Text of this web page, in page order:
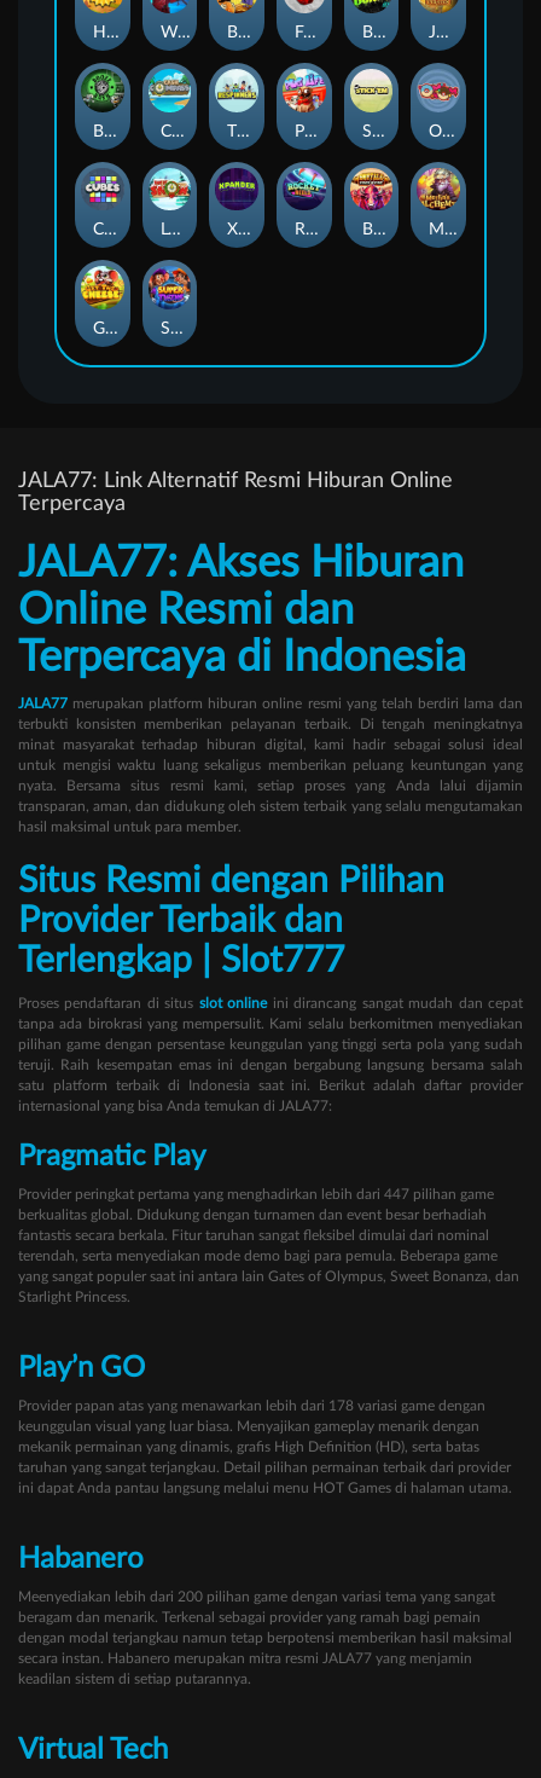
Booze Bash
Jawsome Pirates
Benny The Beer
OmNom
Get The Cheese
The Respinners
Harvest Wilds
Pug Life
Let It Snow
Cash Compass
Warrior Ways Break Bones
Buffalo Stack'n'Sync
Super Twins
Stick'em
Rocket Reels
Xpander
Frutz
Cubes Merlin's Alchemy
JALA77: Link Alternatif Resmi Hiburan Online
Terpercaya
JALA77: Akses Hiburan
Online Resmi dan
Terpercaya di Indonesia
JALA77 merupakan platform hiburan online resmi yang telah berdiri lama dan
terbukti konsisten memberikan pelayanan terbaik. Di tengah meningkatnya
minat masyarakat terhadap hiburan digital, kami hadir sebagai solusi ideal
untuk mengisi waktu luang sekaligus memberikan peluang keuntungan yang
nyata. Bersama situs resmi kami, setiap proses yang Anda lalui dijamin
transparan, aman, dan didukung oleh sistem terbaik yang selalu mengutamakan
hasil maksimal untuk para member.
Situs Resmi dengan Pilihan
Provider Terbaik dan
Terlengkap | Slot777
Proses pendaftaran di situs slot onlineini dirancang sangat mudah dan cepat
tanpa ada birokrasi yang mempersulit. Kami selalu berkomitmen menyediakan
pilihan game dengan persentase keunggulan yang tinggi serta pola yang sudah
teruji. Raih kesempatan emas ini dengan bergabung langsung bersama salah
satu platform terbaik di Indonesia saat ini. Berikut adalah daftar provider
internasional yang bisa Anda temukan di JALA77:
Pragmatic Play
Provider peringkat pertama yang menghadirkan lebih dari 447 pilihan game
berkualitas global. Didukung dengan turnamen dan event besar berhadiah
fantastis secara berkala. Fitur taruhan sangat fleksibel dimulai dari nominal
terendah, serta menyediakan mode demo bagi para pemula. Beberapa game
yang sangat populer saat ini antara lain Gates of Olympus, Sweet Bonanza, dan
Starlight Princess.
Play’n GO
Provider papan atas yang menawarkan lebih dari 178 variasi game dengan
keunggulan visual yang luar biasa. Menyajikan gameplay menarik dengan
mekanik permainan yang dinamis, grafis High Definition (HD), serta batas
taruhan yang sangat terjangkau. Detail pilihan permainan terbaik dari provider
ini dapat Anda pantau langsung melalui menu HOT Games di halaman utama.
Habanero
Meenyediakan lebih dari 200 pilihan game dengan variasi tema yang sangat
beragam dan menarik. Terkenal sebagai provider yang ramah bagi pemain
dengan modal terjangkau namun tetap berpotensi memberikan hasil maksimal
secara instan. Habanero merupakan mitra resmi JALA77 yang menjamin
keadilan sistem di setiap putarannya.
Virtual Tech